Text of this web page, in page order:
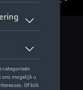
bescherming